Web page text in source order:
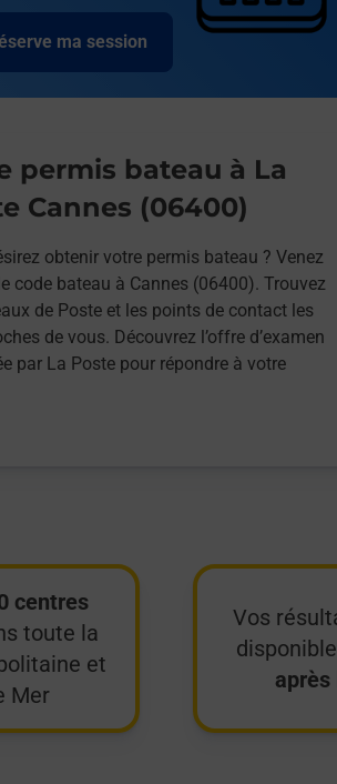
ma session
permis bateau à La
Cannes (06400)
obtenir votre permis bateau ? Venez
code bateau à Cannes (06400). Trouvez
de Poste et les points de contact les
de vous. Découvrez l’offre d’examen
par La Poste pour répondre à votre
centres
toute la
et
Mer
Vos
après